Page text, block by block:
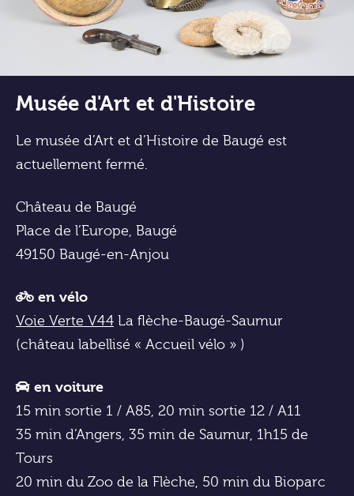
Musée d'Art et d'Histoire
Le musée d’Art et d’Histoire de Baugé est
actuellement fermé.
Château de Baugé
Place de l’Europe, Baugé
49150 Baugé-en-Anjou
en vélo
Voie Verte V44 La flèche-Baugé-Saumur
(château labellisé « Accueil vélo » )
en voiture
15 min sortie 1 / A85, 20 min sortie 12 / A11
35 min d’Angers, 35 min de Saumur, 1h15 de
Tours
20 min du Zoo de la Flèche, 50 min du Bioparc